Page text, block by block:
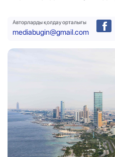
Авторларды қолдау орталығы
mediabugin@gmail.com